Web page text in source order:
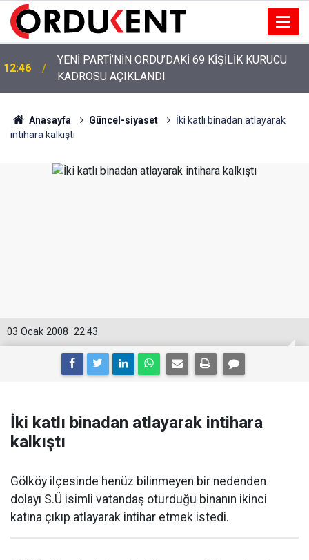
12:46
YENİ PARTİ’NİN ORDU’DAKİ 69 KİŞİLİK KURUCU
KADROSU AÇIKLANDI
Anasayfa Güncel-siyaset
İki katlı binadan atlayarak
intihara kalkıştı
22:43
03 Ocak 2008
İki katlı binadan atlayarak intihara
kalkıştı
Gölköy ilçesinde henüz bilinmeyen bir nedenden
dolayı S.Ü isimli vatandaş oturduğu binanın ikinci
katına çıkıp atlayarak intihar etmek istedi.